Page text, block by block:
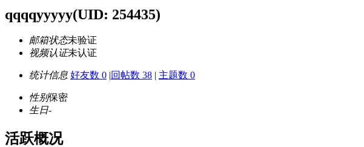
qqqqyyyyy(UID: 254435)
邮箱状态未验证
视频认证未认证
统计信息 好友数 0 |回帖数 38 | 主题数 0
性别保密
生日-
活跃概况